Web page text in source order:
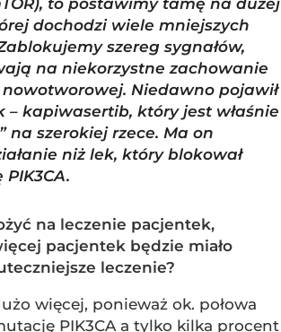
to postawimy tamę na dużej
dochodzi wiele mniejszych
szereg sygnałów,
na niekorzystne zachowanie
Niedawno pojawił
– kapiwasertib, który jest właśnie
na szerokiej rzece. Ma on
niż lek, który blokował
na leczenie pacjentek,
pacjentek będzie miało
leczenie?
więcej, ponieważ ok. połowa
PIK3CA a tylko kilka procent